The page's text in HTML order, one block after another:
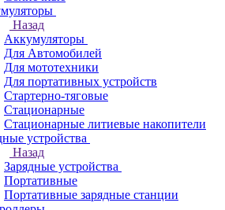
Назад
Аккумуляторы
Для Автомобилей
Для мототехники
Для портативных устройств
Стартерно-тяговые
Стационарные
Стационарные литиевые накопители
устройства
Назад
Зарядные устройства
Портативные
Портативные зарядные станции